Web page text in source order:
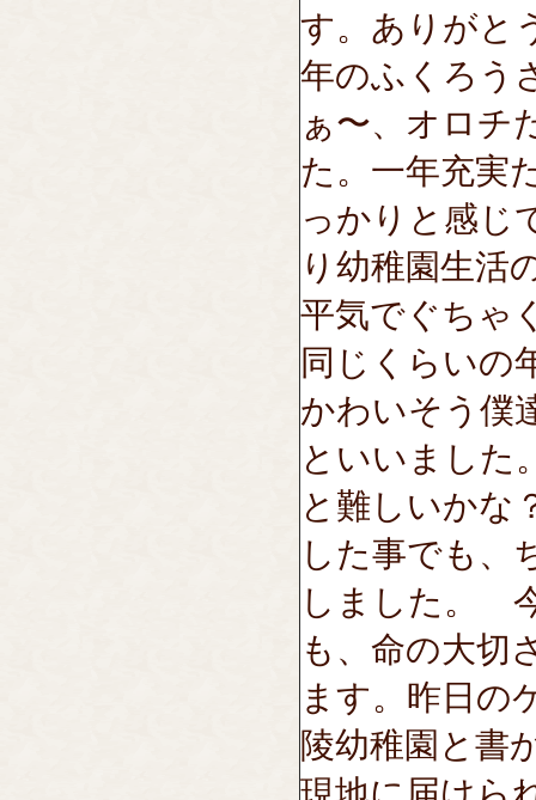
す。ありがと
年のふくろう
ぁ〜、オロチ
た。一年充実
っかりと感じ
り幼稚園生活
平気でぐちゃ
同じくらいの
かわいそう僕
といいました
と難しいかな
した事でも、
しました。
も、命の大切
ます。昨日の
陵幼稚園と書